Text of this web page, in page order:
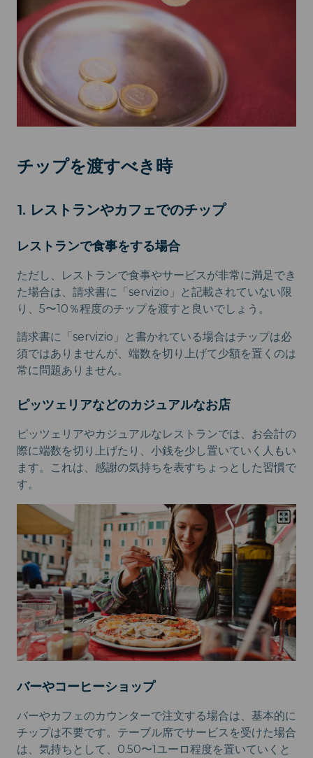
チップを渡すべき時
1. レストランやカフェでのチップ
レストランで食事をする場合
ただし、レストランで食事やサービスが非常に満足でき
た場合は、請求書に「servizio」と記載されていない限
り、5〜10％程度のチップを渡すと良いでしょう。
請求書に「servizio」と書かれている場合はチップは必
須ではありませんが、端数を切り上げて少額を置くのは
常に問題ありません。
ピッツェリアなどのカジュアルなお店
ピッツェリアやカジュアルなレストランでは、お会計の
際に端数を切り上げたり、小銭を少し置いていく人もい
ます。これは、感謝の気持ちを表すちょっとした習慣で
す。
バーやコーヒーショップ
バーやカフェのカウンターで注文する場合は、基本的に
チップは不要です。テーブル席でサービスを受けた場合
は、気持ちとして、0.50〜1ユーロ程度を置いていくと